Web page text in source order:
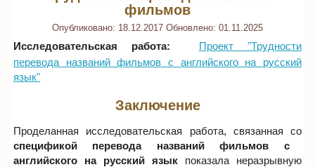
фильмов
Опубликовано: 18.12.2017 Обновлено: 01.11.2025
Исследовательская работа:
Проект "Трудности
перевода названий фильмов с английского на русский
язык"
Заключение
Проделанная исследовательская работа, связанная со
спецификой перевода названий фильмов с
английского на русский язык показала неразрывную